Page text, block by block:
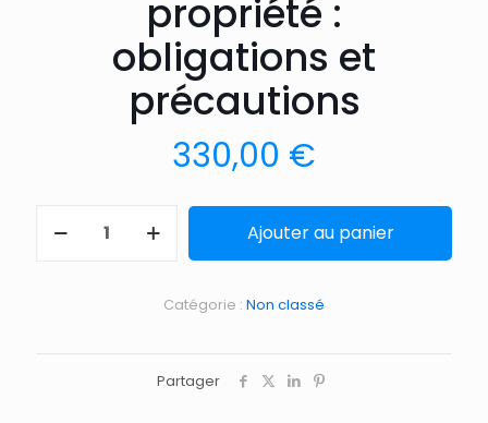
propriété :
obligations et
précautions
330,00 €
Ajouter au panier
Catégorie : Non classé
Partager